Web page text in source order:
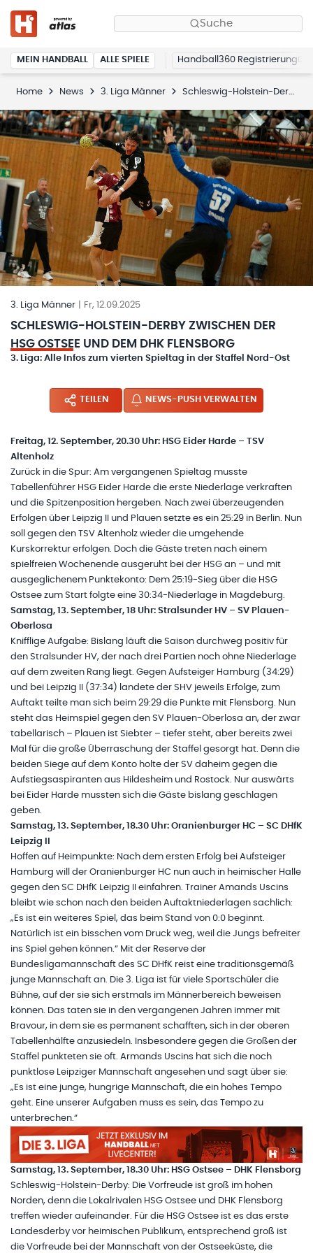
Suche
MEIN HANDBALL ALLE SPIELE Handball360 Registrierung
Home News 3. Liga Männer Schleswig-Holstein-Derby zwischen der HSG Ostsee und dem DHK Flensborg
3. Liga Männer Fr, 12.09.2025
SCHLESWIG-HOLSTEIN-DERBY ZWISCHEN DER
HSG OSTSEE UND DEM DHK FLENSBORG
3. Liga: Alle Infos zum vierten Spieltag in der Staffel Nord-Ost
TEILEN NEWS-PUSH VERWALTEN
Freitag, 12. September, 20.30 Uhr: HSG Eider Harde – TSV
Altenholz
Zurück in die Spur: Am vergangenen Spieltag musste
Tabellenführer HSG Eider Harde die erste Niederlage verkraften
und die Spitzenposition hergeben. Nach zwei überzeugenden
Erfolgen über Leipzig II und Plauen setzte es ein 25:29 in Berlin. Nun
soll gegen den TSV Altenholz wieder die umgehende
Kurskorrektur erfolgen. Doch die Gäste treten nach einem
spielfreien Wochenende ausgeruht bei der HSG an – und mit
ausgeglichenem Punktekonto: Dem 25:19-Sieg über die HSG
Ostsee zum Start folgte eine 30:34-Niederlage in Magdeburg.
Samstag, 13. September, 18 Uhr: Stralsunder HV – SV Plauen-
Oberlosa
Knifflige Aufgabe: Bislang läuft die Saison durchweg positiv für
den Stralsunder HV, der nach drei Partien noch ohne Niederlage
auf dem zweiten Rang liegt. Gegen Aufsteiger Hamburg (34:29)
und bei Leipzig II (37:34) landete der SHV jeweils Erfolge, zum
Auftakt teilte man sich beim 29:29 die Punkte mit Flensborg. Nun
steht das Heimspiel gegen den SV Plauen-Oberlosa an, der zwar
tabellarisch – Plauen ist Siebter – tiefer steht, aber bereits zwei
Mal für die große Überraschung der Staffel gesorgt hat. Denn die
beiden Siege auf dem Konto holte der SV daheim gegen die
Aufstiegsaspiranten aus Hildesheim und Rostock. Nur auswärts
bei Eider Harde mussten sich die Gäste bislang geschlagen
geben.
Samstag, 13. September, 18.30 Uhr: Oranienburger HC – SC DHfK
Leipzig II
Hoffen auf Heimpunkte: Nach dem ersten Erfolg bei Aufsteiger
Hamburg will der Oranienburger HC nun auch in heimischer Halle
gegen den SC DHfK Leipzig II einfahren. Trainer Amands Uscins
bleibt wie schon nach den beiden Auftaktniederlagen sachlich:
„Es ist ein weiteres Spiel, das beim Stand von 0:0 beginnt.
Natürlich ist ein bisschen vom Druck weg, weil die Jungs befreiter
ins Spiel gehen können.“ Mit der Reserve der
Bundesligamannschaft des SC DHfK reist eine traditionsgemäß
junge Mannschaft an. Die 3. Liga ist für viele Sportschüler die
Bühne, auf der sie sich erstmals im Männerbereich beweisen
können. Das taten sie in den vergangenen Jahren immer mit
Bravour, in dem sie es permanent schafften, sich in der oberen
Tabellenhälfte anzusiedeln. Insbesondere gegen die Großen der
Staffel punkteten sie oft. Armands Uscins hat sich die noch
punktlose Leipziger Mannschaft angesehen und sagt über sie:
„Es ist eine junge, hungrige Mannschaft, die ein hohes Tempo
geht. Eine unserer Aufgaben muss es sein, das Tempo zu
unterbrechen.“
Samstag, 13. September, 18.30 Uhr: HSG Ostsee – DHK Flensborg
Schleswig-Holstein-Derby: Die Vorfreude ist groß im hohen
Norden, denn die Lokalrivalen HSG Ostsee und DHK Flensborg
treffen wieder aufeinander. Für die HSG Ostsee ist es das erste
Landesderby vor heimischen Publikum, entsprechend groß ist
die Vorfreude bei der Mannschaft von der Ostseeküste, die